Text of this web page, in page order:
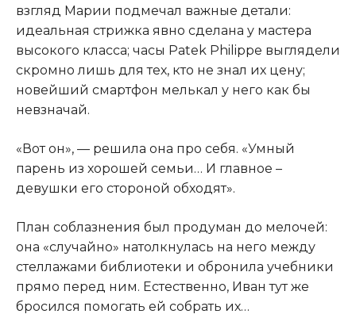
взгляд Марии подмечал важные детали:
идеальная стрижка явно сделана у мастера
высокого класса; часы Patek Philippe выглядели
скромно лишь для тех, кто не знал их цену;
новейший смартфон мелькал у него как бы
невзначай.
«Вот он», — решила она про себя. «Умный
парень из хорошей семьи… И главное –
девушки его стороной обходят».
План соблазнения был продуман до мелочей:
она «случайно» натолкнулась на него между
стеллажами библиотеки и обронила учебники
прямо перед ним. Естественно, Иван тут же
бросился помогать ей собрать их…